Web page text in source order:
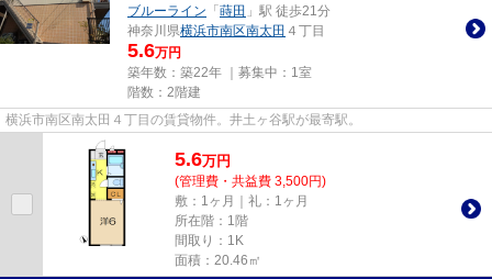
ブルーライン 「 蒔田 」駅 徒歩21分
神奈川県横浜市南区南太田 ４丁目
5.6万円
築年数：築22年 ｜募集中： 1室
階数：2階建
横浜市南区南太田４丁目の賃貸物件。井土ヶ谷駅が最寄駅。
5.6万円
(管理費・共益費 3,500円)
敷：1ヶ月｜礼：1ヶ月
所在階：1階
間取り：1K
面積：20.46㎡